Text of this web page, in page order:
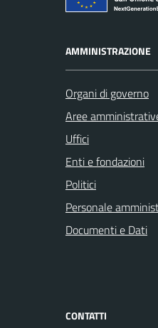
AMMINISTRAZIONE
Organi di governo
Aree
Uffici
Enti e fondazioni
Politici
Personale
Documenti e Dati
CONTATTI